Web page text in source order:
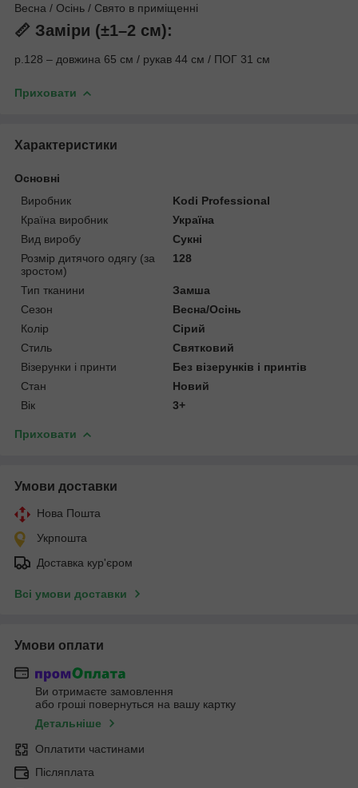
Весна / Осінь / Свято в приміщенні
📏 Заміри (±1–2 см):
р.128 – довжина 65 см / рукав 44 см / ПОГ 31 см
Приховати
Характеристики
Основні
Виробник
Kodi Professional
Країна виробник
Україна
Вид виробу
Сукні
Розмір дитячого одягу (за
зростом)
128
Тип тканини
Замша
Сезон
Весна/Осінь
Колір
Сірий
Стиль
Святковий
Візерунки і принти
Без візерунків і принтів
Стан
Новий
Вік
3+
Приховати
Умови доставки
Нова Пошта
Укрпошта
Доставка кур'єром
Всі умови доставки
Умови оплати
Ви отримаєте замовлення
або гроші повернуться на вашу картку
Детальніше
Оплатити частинами
Післяплата